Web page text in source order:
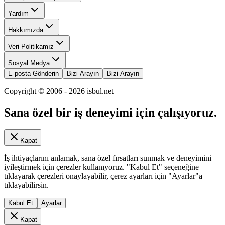
Yardım
Hakkımızda
Veri Politikamız
Sosyal Medya
E-posta Gönderin
Bizi Arayın Bizi Arayın
Copyright © 2006 - 2026 isbul.net
Sana özel bir iş deneyimi için çalışıyoruz.
Kapat
İş ihtiyaçlarını anlamak, sana özel fırsatları sunmak ve deneyimini
iyileştirmek için çerezler kullanıyoruz. "Kabul Et" seçeneğine
tıklayarak çerezleri onaylayabilir, çerez ayarları için "Ayarlar"a
tıklayabilirsin.
Kabul Et Ayarlar
Kapat